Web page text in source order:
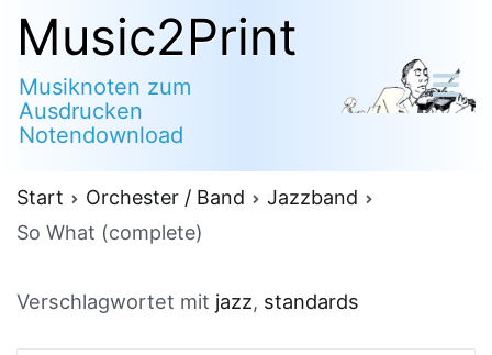
Zum
Inhalt
springen
Music2Print
Musiknoten zum
Ausdrucken
Notendownload
Start Orchester / Band
Jazzband
So What (complete)
Verschlagwortet mit jazz, standards